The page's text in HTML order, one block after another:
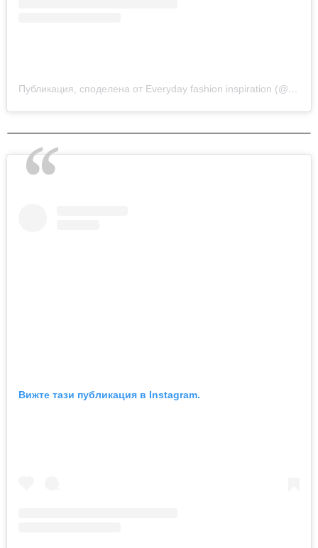
Публикация, споделена от Everyday fashion inspiration (@new.fashion.academy)
Вижте тази публикация в Instagram.